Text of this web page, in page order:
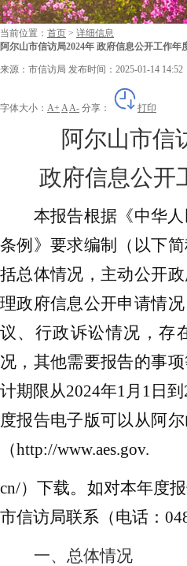
当前位置： 首页 > 详细信息
阿尔山市信访局2024年 政府信息公开工作年
来源：市信访局 发布时间：2025-01-14 14:52
字体大小： A+ AA- 分享： 打印
阿尔山市信
政府信息公开
本报告根据《中华
条例》要求编制 （以下
括总体情况，主动公开
理政府信息公开申请情
议、行政诉讼情况，存
况，其他需要报告的事
计期限从2024年1月1日到
度报告电子版可以从阿
（http://www.aes.gov.
cn/）下载。 如对本年度
市信访局联系（电话：
一、总体情况